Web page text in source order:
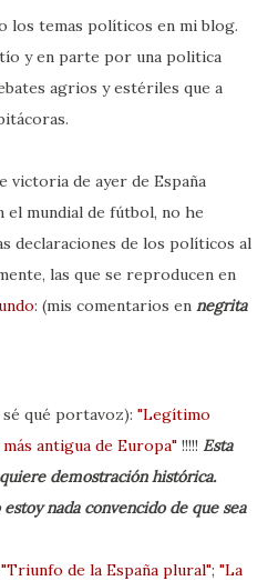
los temas políticos en mi blog.
y en parte por una politica
agrios y estériles que a
victoria de ayer de España
mundial de fútbol, no he
declaraciones de los políticos al
las que se reproducen en
: (mis comentarios en negrita
qué portavoz): "Legítimo
antigua de Europa" !!!!! Esta
demostración histórica.
nada convencido de que sea
"Triunfo de la España plural"; "La